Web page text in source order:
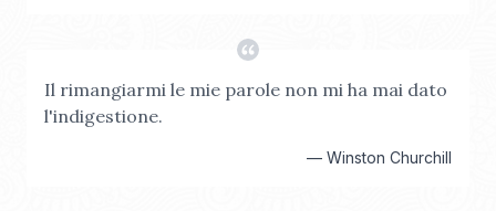
Il rimangiarmi le mie parole non mi ha mai dato
l'indigestione.
— Winston Churchill